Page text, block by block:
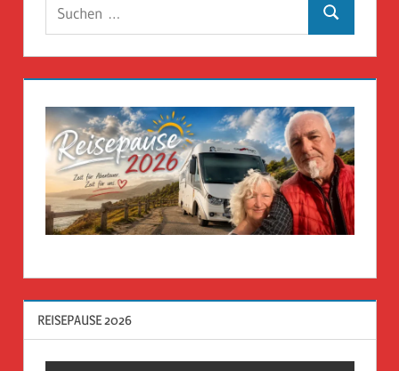
Suchen
REISEPAUSE 2026